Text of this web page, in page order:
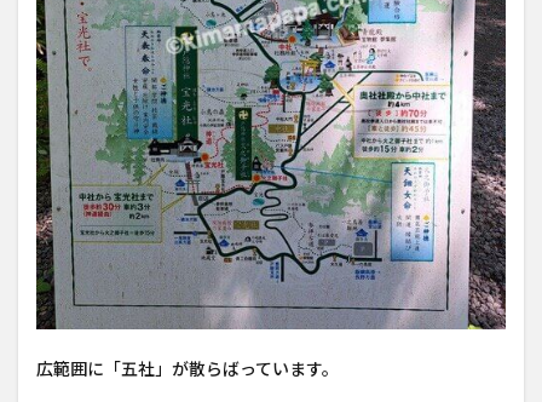
広範囲に「五社」が散らばっています。